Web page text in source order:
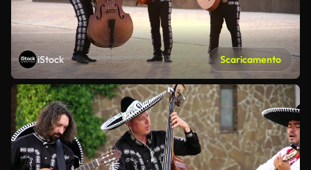
iStock Scaricamento